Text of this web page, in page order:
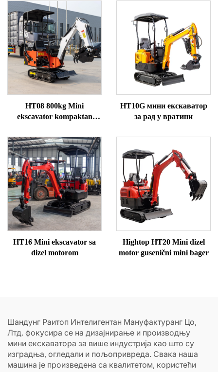
HT08 800kg Mini
ekscavator kompaktan
HT10G мини екскаватор
за рад у вратини
HT16 Mini ekscavator sa
dizel motorom
Hightop HT20 Mini dizel
motor gusenični mini bager
Шандунг Раитоп Интелигентан Мануфактуранг Цо,
Лтд. фокусира се на дизајнирање и производњу
мини екскаватора за више индустрија као што су
изградња, огледали и пољопривреда. Свака наша
машина је произведена са квалитетом, користећи